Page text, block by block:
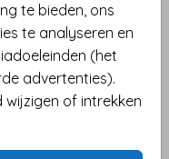
te bieden, ons
te analyseren en
(het
advertenties).
of intrekken
kerstkaart
ronde hoeken
patroon,
trend.
met je eigen
aan. De
geven de kaart